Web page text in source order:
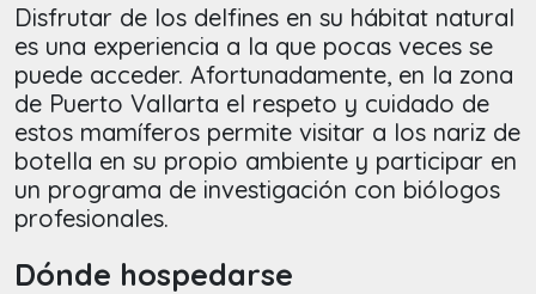
Disfrutar de los delfines en su hábitat natural
es una experiencia a la que pocas veces se
puede acceder. Afortunadamente, en la zona
de Puerto Vallarta el respeto y cuidado de
estos mamíferos permite visitar a los nariz de
botella en su propio ambiente y participar en
un programa de investigación con biólogos
profesionales.
Dónde hospedarse